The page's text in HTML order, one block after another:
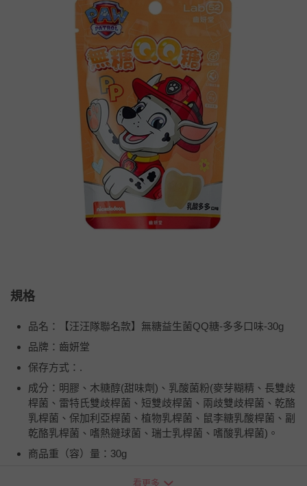
規格
品名：【汪汪隊聯名款】無糖益生菌QQ糖-多多口味-30g
品牌：齒妍堂
保存方式：.
成分：明膠、木糖醇(甜味劑)、乳酸菌粉(麥芽糊精、長雙歧
桿菌、雷特氏雙歧桿菌、短雙歧桿菌、兩歧雙歧桿菌、乾酪
乳桿菌、保加利亞桿菌、植物乳桿菌、鼠李糖乳酸桿菌、副
乾酪乳桿菌、嗜熱鏈球菌、瑞士乳桿菌、嗜酸乳桿菌)。
商品重（容）量：30g
看更多